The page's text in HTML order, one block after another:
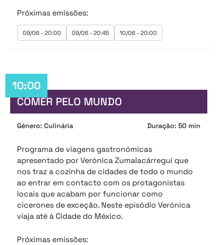
Próximas emissões:
09/06 - 20:00 09/06 - 20:45 10/06 - 20:00
10:00
COMER PELO MUNDO
Género: Culinária Duração: 50 min
Programa de viagens gastronómicas
apresentado por Verónica Zumalacárregui que
nos traz a cozinha de cidades de todo o mundo
ao entrar em contacto com os protagonistas
locais que acabam por funcionar como
cicerones de exceção. Neste episódio Verónica
viaja até à Cidade do México.
Próximas emissões: